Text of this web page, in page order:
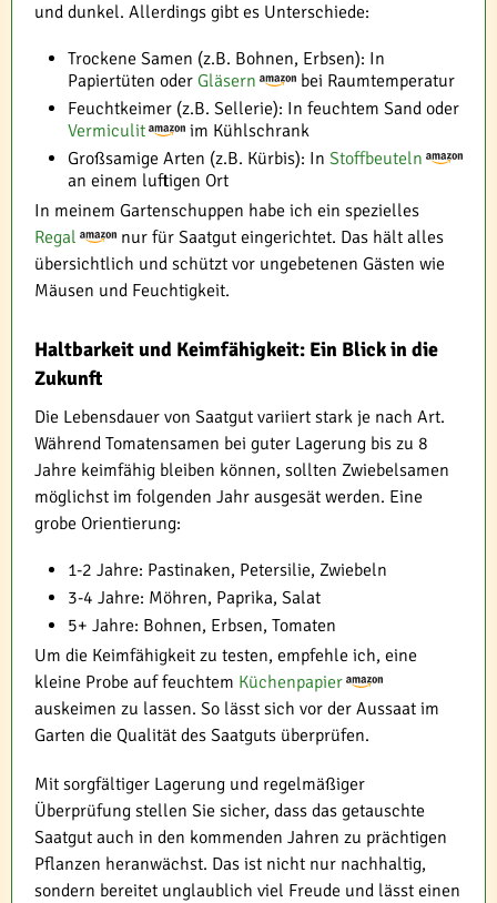
und dunkel. Allerdings gibt es Unterschiede:
Trockene Samen (z.B. Bohnen, Erbsen): In
Papiertüten oder Gläsern
bei Raumtemperatur
Feuchtkeimer (z.B. Sellerie): In feuchtem Sand oder
Vermiculit
im Kühlschrank
Großsamige Arten (z.B. Kürbis): In Stoffbeuteln
an einem luftigen Ort
In meinem Gartenschuppen habe ich ein spezielles
Regal
nur für Saatgut eingerichtet. Das hält alles
übersichtlich und schützt vor ungebetenen Gästen wie
Mäusen und Feuchtigkeit.
Haltbarkeit und Keimfähigkeit: Ein Blick in die
Zukunft
Die Lebensdauer von Saatgut variiert stark je nach Art.
Während Tomatensamen bei guter Lagerung bis zu 8
Jahre keimfähig bleiben können, sollten Zwiebelsamen
möglichst im folgenden Jahr ausgesät werden. Eine
grobe Orientierung:
1-2 Jahre: Pastinaken, Petersilie, Zwiebeln
3-4 Jahre: Möhren, Paprika, Salat
5+ Jahre: Bohnen, Erbsen, Tomaten
Um die Keimfähigkeit zu testen, empfehle ich, eine
kleine Probe auf feuchtem Küchenpapier
auskeimen zu lassen. So lässt sich vor der Aussaat im
Garten die Qualität des Saatguts überprüfen.
Mit sorgfältiger Lagerung und regelmäßiger
Überprüfung stellen Sie sicher, dass das getauschte
Saatgut auch in den kommenden Jahren zu prächtigen
Pflanzen heranwächst. Das ist nicht nur nachhaltig,
sondern bereitet unglaublich viel Freude und lässt einen